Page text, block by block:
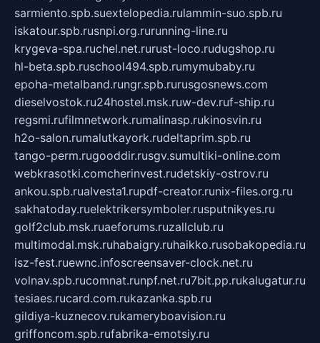
sarmiento.spb.suextelopedia.rulammin-suo.spb.ru
iskatour.spb.rusnpi.org.rurunning-line.ru
krygeva-spa.ruchel.net.rurust-loco.rudugshop.ru
hl-beta.spb.ruschool494.spb.rumymubaby.ru
epoha-metalband.rungr.spb.rurusgosnews.com
dieselvostok.ru24hostel.msk.ruw-dev.ruf-ship.ru
regsmi.rufilmnetwork.rumalinasp.rukinosvin.ru
h2o-salon.rumalutkayork.rudeltaprim.spb.ru
tango-perm.rugooddir.rusgv.sumultiki-online.com
webkrasotki.comcherinvest.rudetskiy-ostrov.ru
ankou.spb.rualvesta1.rupdf-creator.runix-files.org.ru
sakhatoday.ruelektrikersymboler.rusputnikyes.ru
golf2club.msk.ruaeforums.ruzallclub.ru
multimodal.msk.ruhabaigry.ruhaikko.rusobakopedia.ru
isz-fest.ruewnc.infoscreensaver-clock.net.ru
volnav.spb.rucomnat.runpf.net.ru7bit.pp.rukalugatur.ru
tesiaes.rucard.com.rukazanka.spb.ru
gildiya-kuznecov.rukameryboavision.ru
griffoncom.spb.rufabrika-emotsiy.ru